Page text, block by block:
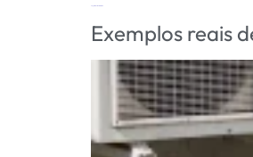
Exemplos reais